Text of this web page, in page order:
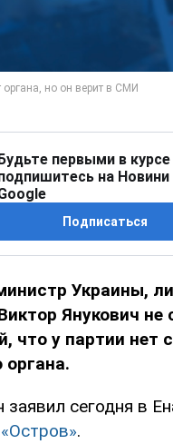
первыми в курсе
на Новини
Подписаться
Украины,
Янукович не
что у партии нет
органа.
заявил сегодня в
«Остров».